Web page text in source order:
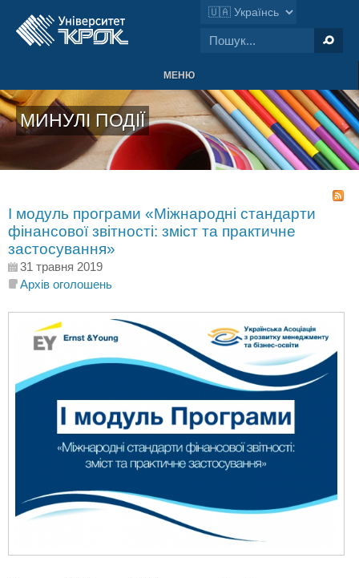
МЕНЮ
МИНУЛІ ПОДІЇ
І модуль програми «Міжнародні стандарти
фінансової звітності: зміст та практичне
застосування»
31 травня 2019
Архів оголошень